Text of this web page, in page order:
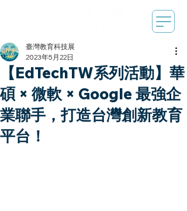
【EdTechTW系列活動】華
碩 × 微軟 × Google 最強企
業聯手，打造台灣創新教育
平台！
臺灣教育科技展
2023年5月22日